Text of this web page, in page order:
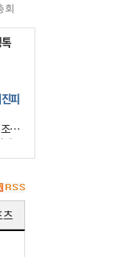
회
피
직
에
깨
츠